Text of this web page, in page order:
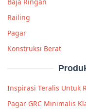
Railing
Pagar
Konstruksi Berat
Inspirasi Teralis Untuk
Pagar GRC Minimalis